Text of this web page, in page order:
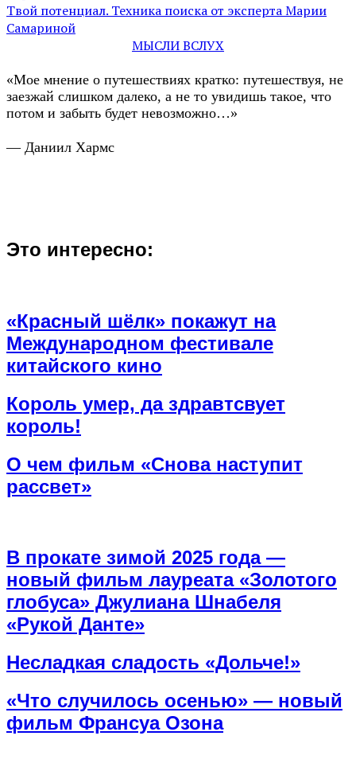
Твой потенциал. Техника поиска от эксперта Марии
Самариной
МЫСЛИ ВСЛУХ
«Мое мнение о путешествиях кратко: путешествуя, не
заезжай слишком далеко, а не то увидишь такое, что
потом и забыть будет невозможно…»
— Даниил Хармс
Это интересно:
«Красный шёлк» покажут на
Международном фестивале
китайского кино
Король умер, да здравтсвует
король!
О чем фильм «Снова наступит
рассвет»
В прокате зимой 2025 года —
новый фильм лауреата «Золотого
глобуса» Джулиана Шнабеля
«Рукой Данте»
Несладкая сладость «Дольче!»
«Что случилось осенью» — новый
фильм Франсуа Озона